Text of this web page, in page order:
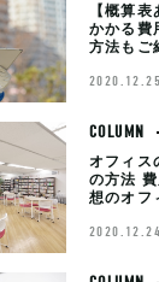
【概算
かかる費
方法もご
2020.12.25
COLUMN
オフィス
の方法
想のオフ
2020.12.24